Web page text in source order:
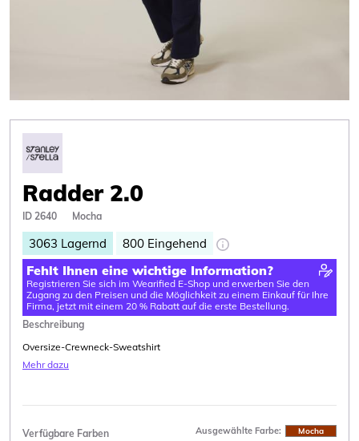
Radder 2.0
ID 2640 Mocha
3063 Lagernd 800 Eingehend
Fehlt Ihnen eine wichtige Information?
Registrieren Sie sich im Wearified E-Shop und erwerben Sie den
Zugang zu den Preisen und die Möglichkeit zu einem Einkauf für Ihre
Firma, jetzt mit einem 20 % Rabatt auf die erste Bestellung.
Beschreibung
Oversize-Crewneck-Sweatshirt
Mehr dazu
Verfügbare Farben Ausgewählte Farbe: Mocha